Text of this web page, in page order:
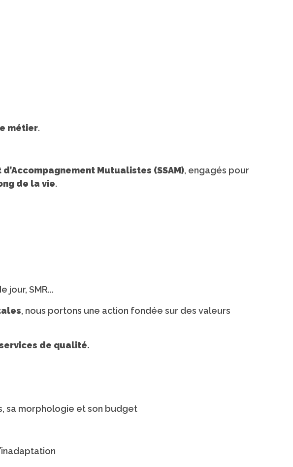
métier.
Mutualistes (SSAM), engagés pour
de la vie.
jour, SMR...
, nous portons une action fondée sur des valeurs
de qualité.
sa morphologie et son budget